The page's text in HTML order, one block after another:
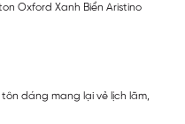
Oxford Xanh Biển Aristino
dáng mang lại vẻ lịch lãm,